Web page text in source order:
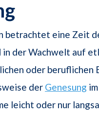
betrachtet eine Zeit
in der Wachwelt auf
oder beruflichen
der Genesung
leicht oder nur